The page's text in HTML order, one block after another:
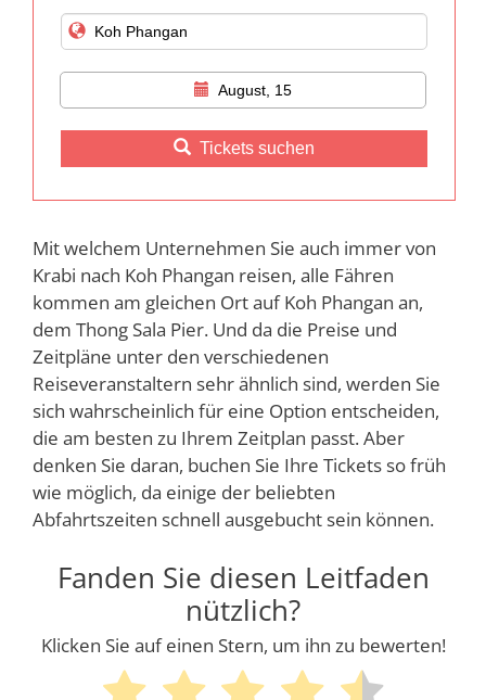
August, 15
Tickets suchen
Mit welchem Unternehmen Sie auch immer von
Krabi nach Koh Phangan reisen, alle Fähren
kommen am gleichen Ort auf Koh Phangan an,
dem Thong Sala Pier. Und da die Preise und
Zeitpläne unter den verschiedenen
Reiseveranstaltern sehr ähnlich sind, werden Sie
sich wahrscheinlich für eine Option entscheiden,
die am besten zu Ihrem Zeitplan passt. Aber
denken Sie daran, buchen Sie Ihre Tickets so früh
wie möglich, da einige der beliebten
Abfahrtszeiten schnell ausgebucht sein können.
Fanden Sie diesen Leitfaden
nützlich?
Klicken Sie auf einen Stern, um ihn zu bewerten!